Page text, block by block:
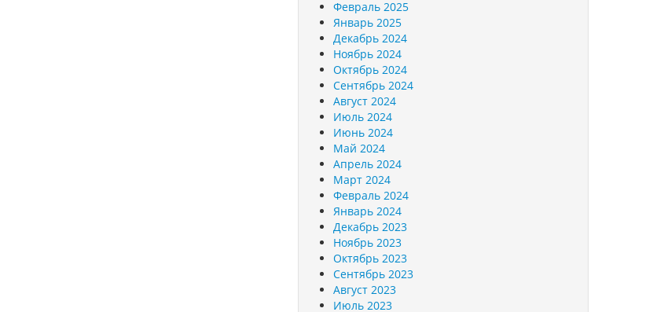
Февраль 2025
Январь 2025
Декабрь 2024
Ноябрь 2024
Октябрь 2024
Сентябрь 2024
Август 2024
Июль 2024
Июнь 2024
Май 2024
Апрель 2024
Март 2024
Февраль 2024
Январь 2024
Декабрь 2023
Ноябрь 2023
Октябрь 2023
Сентябрь 2023
Август 2023
Июль 2023